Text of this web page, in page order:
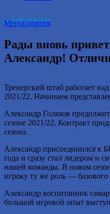
Мероприятия
Рады вновь
Александр!
Тренерский штаб работает
2021/22. Начинаем
Александр Голяхов
сезоне 2021/22. Контракт
сезона.
Александр присоединился к
года и сразу стал лидером и
нашей команды. В новом
игроку ту же роль —
Александр воспитанник
большой игровой опыт